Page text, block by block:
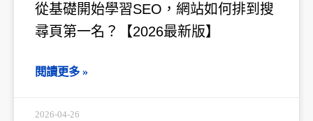
從基礎開始學習SEO，網站如何排到搜
尋頁第一名？【2026最新版】
閱讀更多 »
2026-04-26